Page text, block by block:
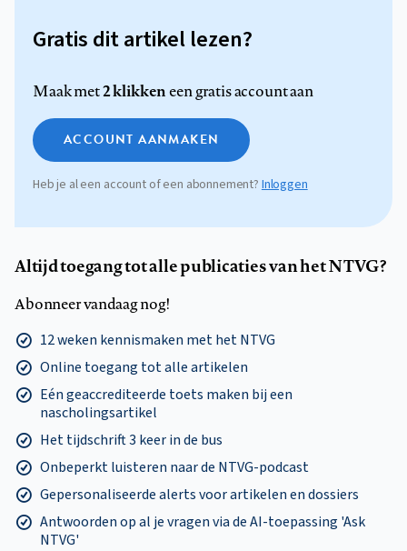
Gratis dit artikel lezen?
Maak met2 klikkeneen gratis account aan
ACCOUNT AANMAKEN
Heb je al een account of een abonnement? Inloggen
Altijd toegang tot alle publicaties van het NTVG?
Abonneer vandaag nog!
12 weken kennismaken met het NTVG
Online toegang tot alle artikelen
Eén geaccrediteerde toets maken bij een
nascholingsartikel
Het tijdschrift 3 keer in de bus
Onbeperkt luisteren naar de NTVG-podcast
Gepersonaliseerde alerts voor artikelen en dossiers
Antwoorden op al je vragen via de AI-toepassing 'Ask
NTVG'